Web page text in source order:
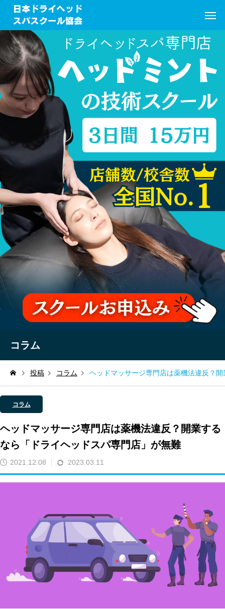
コラム
投稿 コラム ヘッドマッサージ専門店は薬機法違反？
コラム
ヘッドマッサージ専門店は薬機法違反？開業する
なら「ドライヘッドスパ専門店」が無難
2021.12.08 2023.03.11